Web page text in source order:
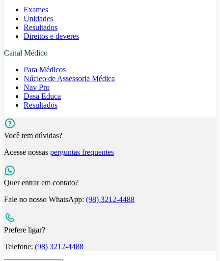
Exames
Unidades
Resultados
Direitos e deveres
Canal Médico
Para Médicos
Núcleo de Assessoria Médica
Nav Pro
Dasa Educa
Resultados
Você tem dúvidas?
Acesse nossas perguntas frequentes
Quer entrar em contato?
Fale no nosso WhatsApp: (98) 3212-4488
Prefere ligar?
Telefone: (98) 3212-4488